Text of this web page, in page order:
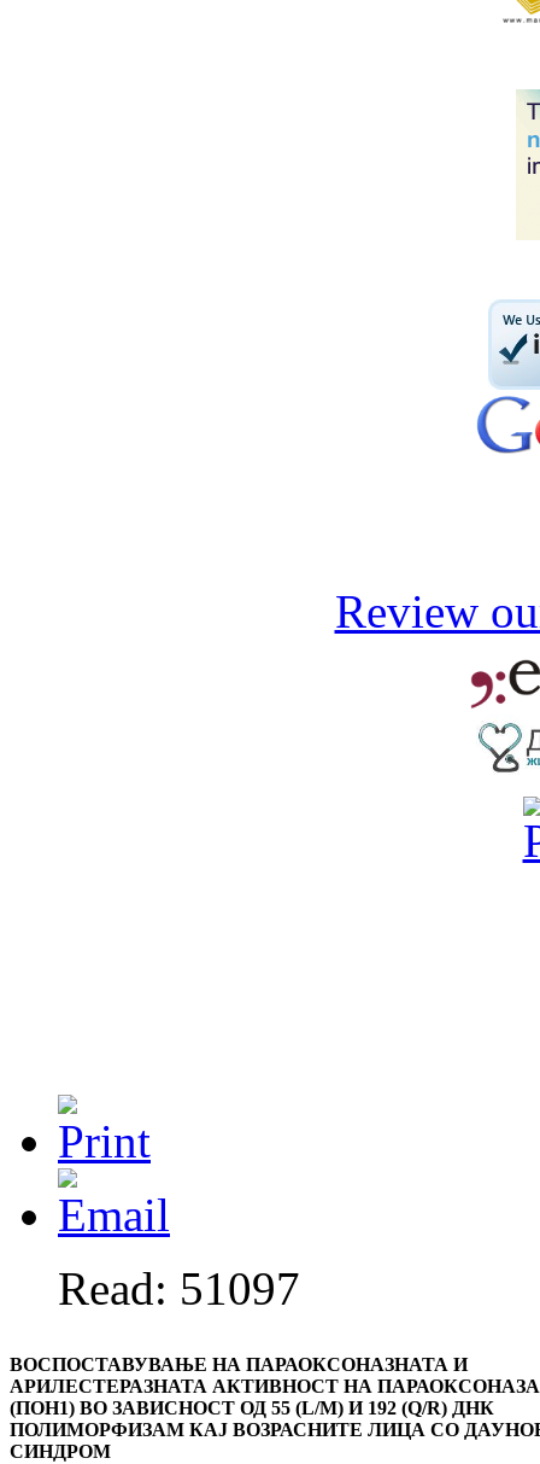
Review
Read: 51097
ВОСПОСТАВУВАЊЕ НА ПАРАОКСОНАЗНАТА И
АРИЛЕСТЕРАЗНАТА АКТИВНОСТ НА
(ПОН1) ВО ЗАВИСНОСТ ОД 55 (L/M) И 192 (Q/R) ДНК
ПОЛИМОРФИЗАМ КАЈ ВОЗРАСНИТЕ ЛИЦА СО
СИНДРОМ